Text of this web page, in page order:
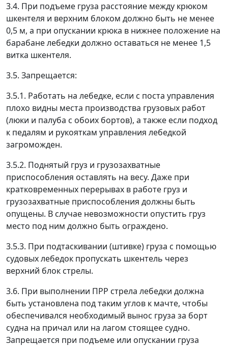
3.4. При подъеме груза расстояние между крюком
шкентеля и верхним блоком должно быть не менее
0,5 м, а при опускании крюка в нижнее положение на
барабане лебедки должно оставаться не менее 1,5
витка шкентеля.
3.5. Запрещается:
3.5.1. Работать на лебедке, если с поста управления
плохо видны места производства грузовых работ
(люки и палуба с обоих бортов), а также если подход
к педалям и рукояткам управления лебедкой
загроможден.
3.5.2. Поднятый груз и грузозахватные
приспособления оставлять на весу. Даже при
кратковременных перерывах в работе груз и
грузозахватные приспособления должны быть
опущены. В случае невозможности опустить груз
место под ним должно быть ограждено.
3.5.3. При подтаскивании (штивке) груза с помощью
судовых лебедок пропускать шкентель через
верхний блок стрелы.
3.6. При выполнении ПРР стрела лебедки должна
быть установлена под таким углов к мачте, чтобы
обеспечивался необходимый вынос груза за борт
судна на причал или на лагом стоящее судно.
Запрещается при подъеме или опускании груза